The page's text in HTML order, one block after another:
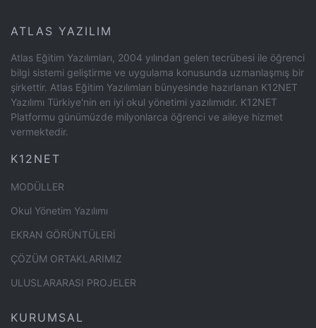
ATLAS YAZILIM
Atlas Eğitim Yazılımları, 2004 yılından gelen tecrübesi ile öğrenci
bilgi sistemi geliştirme ve uygulama konusunda uzmanlaşmış bir
şirkettir. Atlas Eğitim Yazılımları bünyesinde hazırlanan K12NET
Yazılımı Türkiye'nin en iyi okul yönetimi yazılımıdır. K12NET
Platformu günümüzde milyonlarca öğrenci ve aileye hizmet
vermektedir.
K12NET
MODÜLLER
Okul Yönetim Yazılımı
EKRAN GÖRÜNTÜLERİ
ÇÖZÜM ORTAKLARIMIZ
ULUSLARARASI PROJELER
KURUMSAL